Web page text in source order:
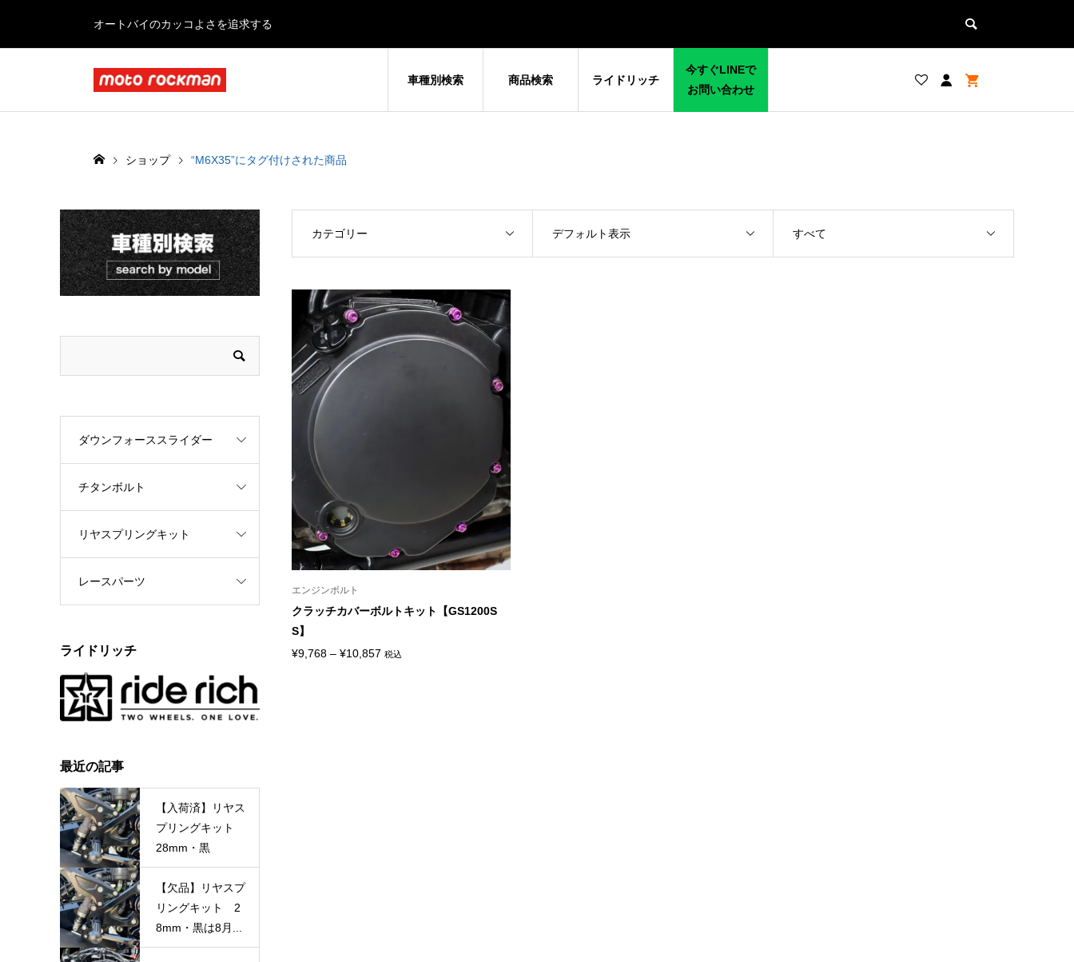
オートバイのカッコよさを追求する
車種別検索 商品検索 ライドリッチ
今すぐLINEで
お問い合わせ
ショップ “M6X35”にタグ付けされた商品
カテゴリー デフォルト表示 すべて
エンジンボルト
クラッチカバーボルトキット【GS1200S
S】
¥9,768 – ¥10,857価税込
ダウンフォーススライダー
チタンボルト
リヤスプリングキット
レースパーツ
ライドリッチ
最近の記事
【入荷済】リヤス
プリングキット
28mm・黒
【欠品】リヤスプ
リングキット 2
8mm・黒は8月...